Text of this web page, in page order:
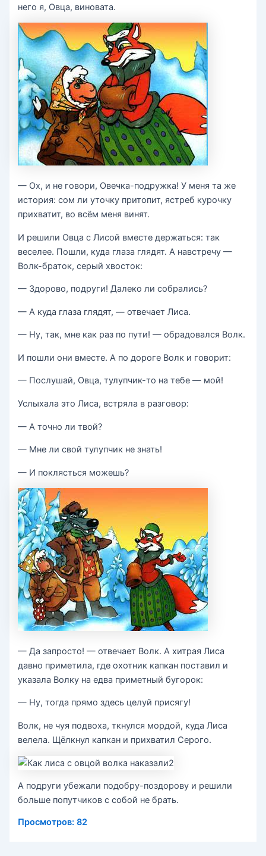
него я, Овца, виновата.
— Ох, и не говори, Овечка-подружка! У меня та же
история: сом ли уточку притопит, ястреб курочку
прихватит, во всём меня винят.
И решили Овца с Лисой вместе держаться: так
веселее. Пошли, куда глаза глядят. А навстречу —
Волк-браток, серый хвосток:
— Здорово, подруги! Далеко ли собрались?
— А куда глаза глядят, — отвечает Лиса.
— Ну, так, мне как раз по пути! — обрадовался Волк.
И пошли они вместе. А по дороге Волк и говорит:
— Послушай, Овца, тулупчик-то на тебе — мой!
Услыхала это Лиса, встряла в разговор:
— А точно ли твой?
— Мне ли свой тулупчик не знать!
— И поклясться можешь?
— Да запросто! — отвечает Волк. А хитрая Лиса
давно приметила, где охотник капкан поставил и
указала Волку на едва приметный бугорок:
— Ну, тогда прямо здесь целуй присягу!
Волк, не чуя подвоха, ткнулся мордой, куда Лиса
велела. Щёлкнул капкан и прихватил Серого.
А подруги убежали подобру-поздорову и решили
больше попутчиков с собой не брать.
Просмотров: 82